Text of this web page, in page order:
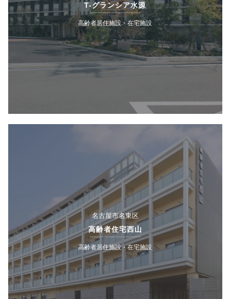
T-グランシア水源
高齢者居住施設・在宅施設
名古屋市名東区
高齢者住宅西山
高齢者居住施設・在宅施設